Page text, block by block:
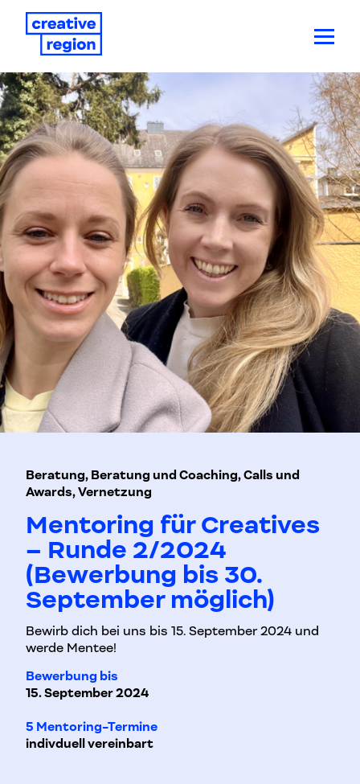
Beratung, Beratung und Coaching, Calls und
Awards, Vernetzung
Mentoring für Creatives
– Runde 2/2024
(Bewerbung bis 30.
September möglich)
Bewirb dich bei uns bis 15. September 2024 und
werde Mentee!
Bewerbung bis
15. September 2024
5 Mentoring-Termine
indivduell vereinbart